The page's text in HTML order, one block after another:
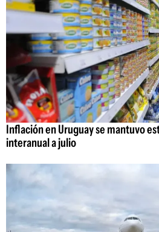
Inflación en Uruguay se mantuvo
interanual a julio